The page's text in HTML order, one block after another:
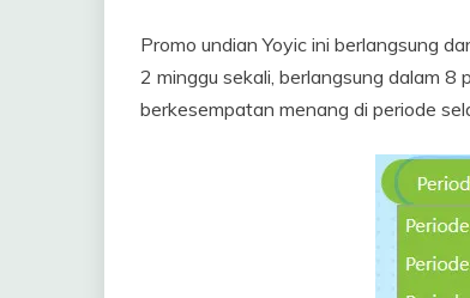
Promo undian Yoyic ini berlangsung
2 minggu sekali, berlangsung dalam 8
berkesempatan menang di periode